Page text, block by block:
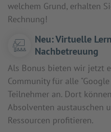
welchem Grund, erhalten
Rechnung!
Neu: Virtuelle
Nachbetreuung
Als Bonus bieten wir jetzt
Community für alle
Teilnehmer an. Dort
Absolventen austauschen
Ressourcen profitieren.